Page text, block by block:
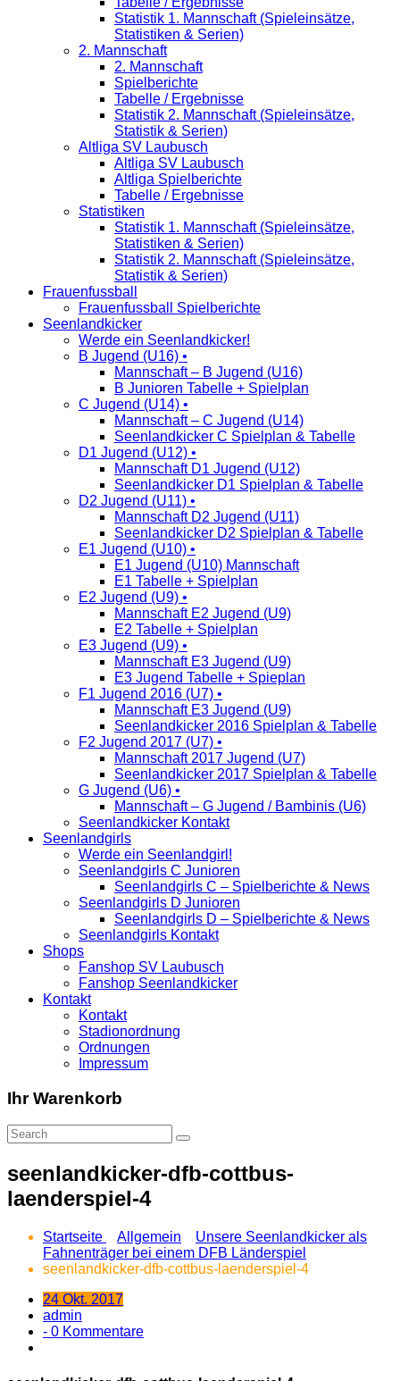
Statistik 1. Mannschaft (Spieleinsätze,
Statistiken & Serien)
2. Mannschaft
2. Mannschaft
Spielberichte
Tabelle / Ergebnisse
Statistik 2. Mannschaft (Spieleinsätze,
Statistik & Serien)
Altliga SV Laubusch
Altliga SV Laubusch
Altliga Spielberichte
Tabelle / Ergebnisse
Statistiken
Statistik 1. Mannschaft (Spieleinsätze,
Statistiken & Serien)
Statistik 2. Mannschaft (Spieleinsätze,
Statistik & Serien)
Frauenfussball
Frauenfussball Spielberichte
Seenlandkicker
Werde ein Seenlandkicker!
B Jugend (U16) •
Mannschaft – B Jugend (U16)
B Junioren Tabelle + Spielplan
C Jugend (U14) •
Mannschaft – C Jugend (U14)
Seenlandkicker C Spielplan & Tabelle
D1 Jugend (U12) •
Mannschaft D1 Jugend (U12)
Seenlandkicker D1 Spielplan & Tabelle
D2 Jugend (U11) •
Mannschaft D2 Jugend (U11)
Seenlandkicker D2 Spielplan & Tabelle
E1 Jugend (U10) •
E1 Jugend (U10) Mannschaft
E1 Tabelle + Spielplan
E2 Jugend (U9) •
Mannschaft E2 Jugend (U9)
E2 Tabelle + Spielplan
E3 Jugend (U9) •
Mannschaft E3 Jugend (U9)
E3 Jugend Tabelle + Spieplan
F1 Jugend 2016 (U7) •
Mannschaft E3 Jugend (U9)
Seenlandkicker 2016 Spielplan & Tabelle
F2 Jugend 2017 (U7) •
Mannschaft 2017 Jugend (U7)
Seenlandkicker 2017 Spielplan & Tabelle
G Jugend (U6) •
Mannschaft – G Jugend / Bambinis (U6)
Seenlandkicker Kontakt
Seenlandgirls
Werde ein Seenlandgirl!
Seenlandgirls C Junioren
Seenlandgirls C – Spielberichte & News
Seenlandgirls D Junioren
Seenlandgirls D – Spielberichte & News
Seenlandgirls Kontakt
Shops
Fanshop SV Laubusch
Fanshop Seenlandkicker
Kontakt
Kontakt
Stadionordnung
Ordnungen
Impressum
Ihr Warenkorb
seenlandkicker-dfb-cottbus-
laenderspiel-4
Startseite Allgemein
Unsere Seenlandkicker als
Fahnenträger bei einem DFB Länderspiel
seenlandkicker-dfb-cottbus-laenderspiel-4
24 Okt. 2017
admin
- 0 Kommentare